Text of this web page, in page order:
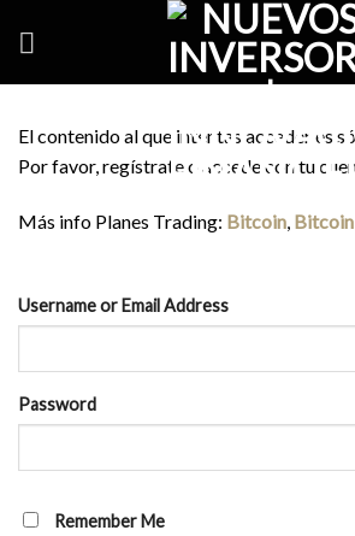
El contenido al que intentas acceder es
Por favor, regístrate o accede con tu
Más info Planes Trading: Bitcoin
Username or Email Address
Password
Remember Me